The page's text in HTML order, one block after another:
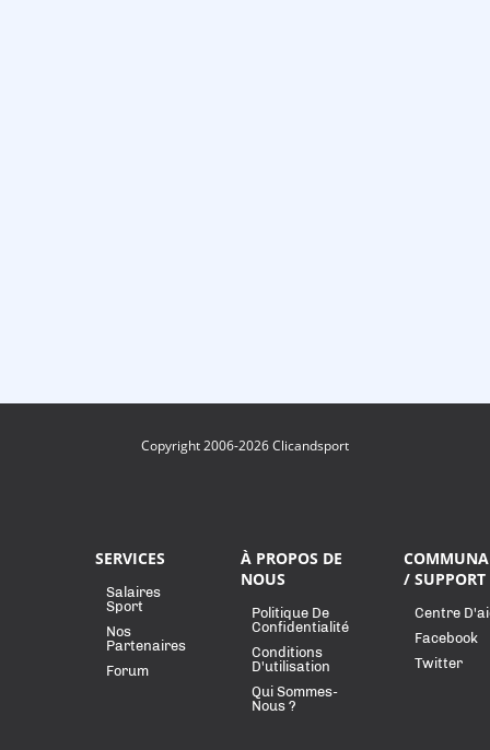
Copyright 2006-2026 Clicandsport
SERVICES
Salaires
Sport
Nos
Partenaires
Forum
À PROPOS DE
NOUS
Politique De
Confidentialité
Conditions
D'utilisation
Qui Sommes-
Nous ?
/ SUPPORT
Centre
Facebook
Twitter